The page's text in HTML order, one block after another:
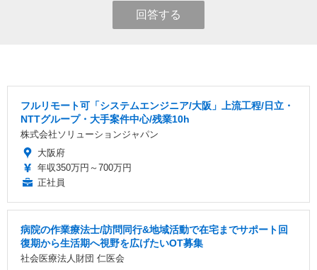
回答する
フルリモート可「システムエンジニア/大阪」上流工程/日立・
NTTグループ・大手案件中心/残業10h
株式会社ソリューションジャパン
大阪府
年収350万円～700万円
正社員
病院の作業療法士/訪問同行&地域活動で在宅までサポート回
復期から生活期へ視野を広げたいOT募集
社会医療法人財団 仁医会